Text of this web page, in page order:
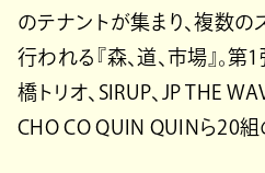
のテナントが集まり、複数
行われる『森、道、市場』。
橋トリオ、SIRUP、JP THE
CHO CO QUIN QUINら20組